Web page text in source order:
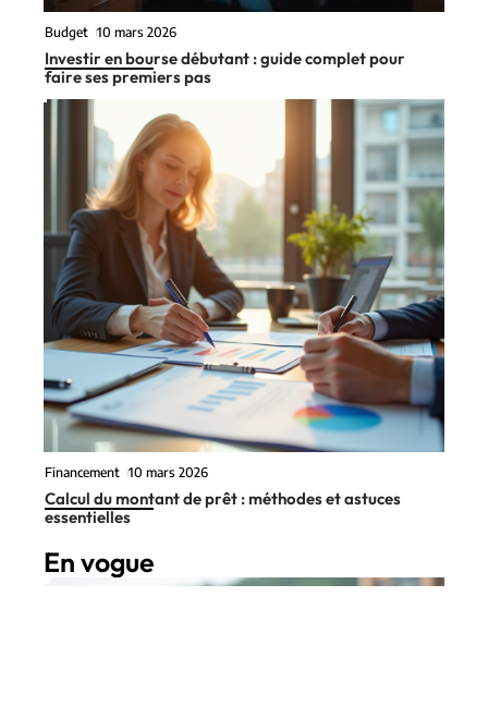
Budget 10 mars 2026
Investir en bourse débutant : guide complet pour
faire ses premiers pas
Financement 10 mars 2026
Calcul du montant de prêt : méthodes et astuces
essentielles
En vogue